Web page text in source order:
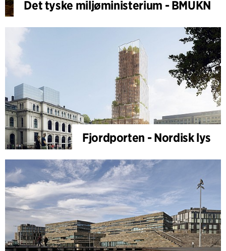
Det tyske miljøministerium - BMUKN
Fjordporten - Nordisk lys